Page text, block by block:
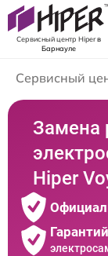
Сервисный центр Hiperв
Барнауле
Сервисный
Замена
Hiper